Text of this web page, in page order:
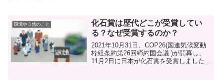
環境や自然のこと
化石賞は歴代どこが受賞してい
る？なぜ受賞するのか？
2021年10月31日、COP26(国連気候変動
枠組条約第26回締約国会議 )が開幕し、
11月2日に日本が化石賞を受賞しました。